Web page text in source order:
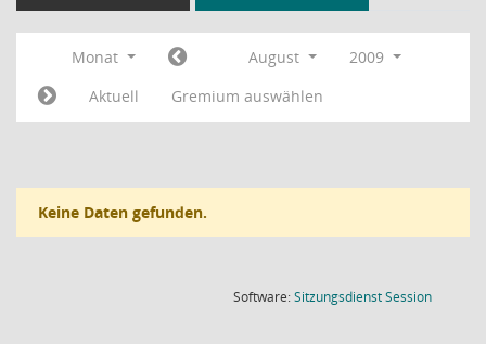
Monat August
2009
Aktuell
Gremium auswählen
Keine Daten gefunden.
Software:SitzungsdienstSession(Wird in